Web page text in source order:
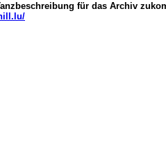
für das Archiv